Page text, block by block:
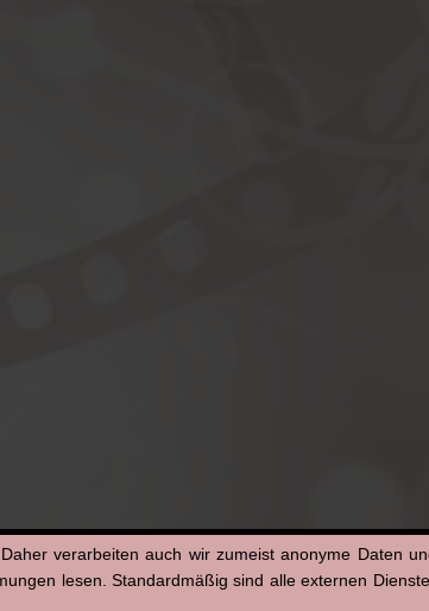
verarbeiten auch wir zumeist anonyme Daten
lesen. Standardmäßig sind alle externen